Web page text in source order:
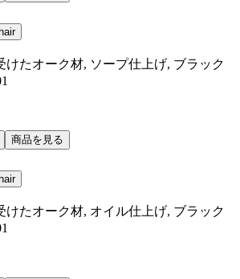
たオーク材, ソープ仕上げ, ブラック
商品を見る
たオーク材, オイル仕上げ, ブラック